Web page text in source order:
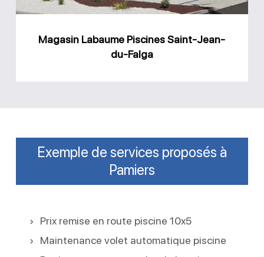
Falga
Magasin Labaume Piscines Saint-Jean-
du-Falga
Exemple de services proposés à
Pamiers
Prix remise en route piscine 10x5
Maintenance volet automatique piscine